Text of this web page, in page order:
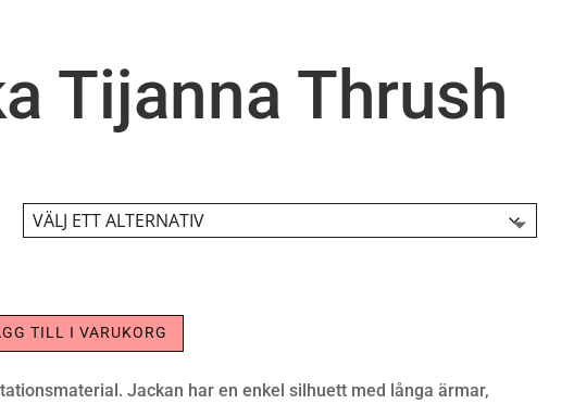
Tijanna Thrush
TILL I VARUKORG
Jackan har en enkel silhuett med långa ärmar,